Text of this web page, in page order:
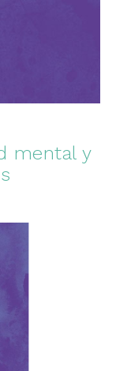
mental y